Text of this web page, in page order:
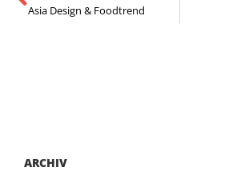
Asia Design & Foodtrend
ARCHIV